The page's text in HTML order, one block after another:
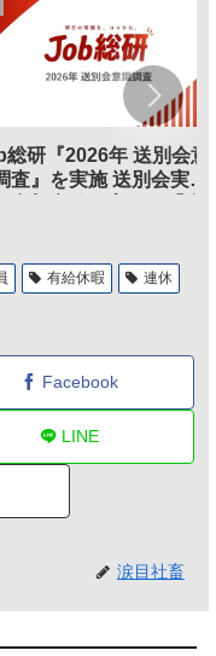
研『2026年 送別会意
査』を実施 送別会実施
有給休暇 連休
Facebook
LINE
涙目社畜